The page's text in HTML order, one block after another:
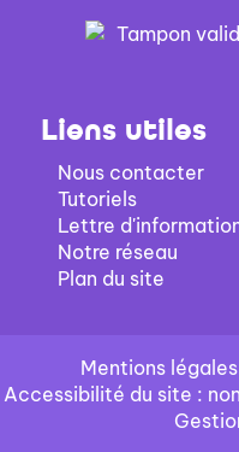
Liens utiles
Nous contacter
Tutoriels
Lettre
Notre réseau
Plan du site
Mentions légales|
Accessibilité du site :